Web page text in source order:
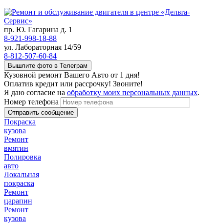
пр. Ю. Гагарина д. 1
8-921-998-18-88
ул. Лабораторная 14/59
8-812-507-60-84
Вышлите фото в Телеграм
Кузовной ремонт Вашего Авто от 1 дня!
Оплатив кредит или рассрочку! Звоните!
Я даю согласие на обработку моих персональных данных.
Номер телефона
Покраска
кузова
Ремонт
вмятин
Полировка
авто
Локальная
покраска
Ремонт
царапин
Ремонт
кузова